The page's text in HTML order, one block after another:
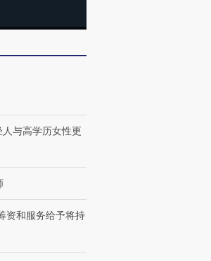
与高学历女性更
资和服务给予将持